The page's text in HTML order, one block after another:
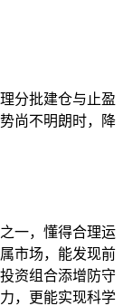
分批建仓与止盈
尚不明朗时，降
一，懂得合理运
市场，能发现前
资组合添增防守
，更能实现科学